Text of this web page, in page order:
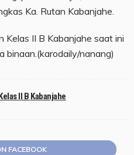
Ka. Rutan Kabanjahe.
Kelas II B Kabanjahe saat ini
binaan.(karodaily/nanang)
II B Kabanjahe
FACEBOOK